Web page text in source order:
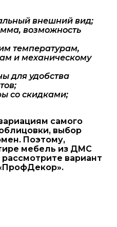
внешний вид;
возможность
температурам,
и механическому
для удобства
со скидками;
самого
выбор
Поэтому,
мебель из ДМС
вариант